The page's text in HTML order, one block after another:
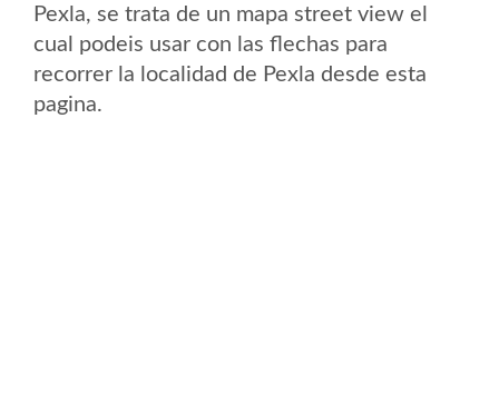
Pexla, se trata de un mapa street view el
cual podeis usar con las flechas para
recorrer la localidad de Pexla desde esta
pagina.